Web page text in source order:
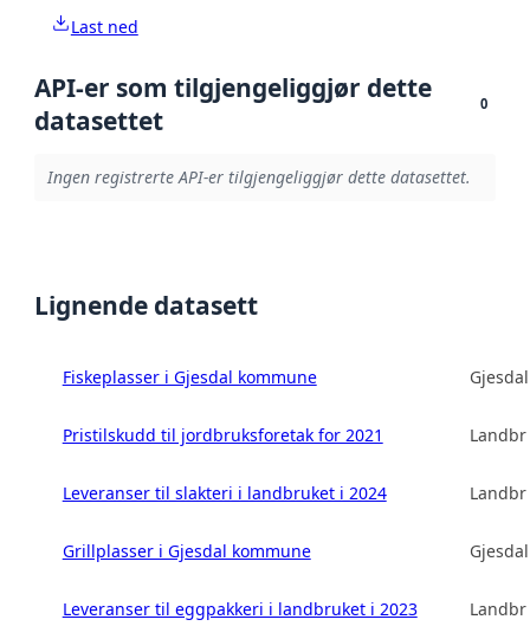
Last ned
API-er som tilgjengeliggjør dette
datasettet
0
Ingen registrerte API-er tilgjengeliggjør dette datasettet.
Lignende datasett
Fiskeplasser i Gjesdal kommune
Pristilskudd til jordbruksforetak for 2021
Leveranser til slakteri i landbruket i 2024
Grillplasser i Gjesdal kommune
Leveranser til eggpakkeri i landbruket i 2023